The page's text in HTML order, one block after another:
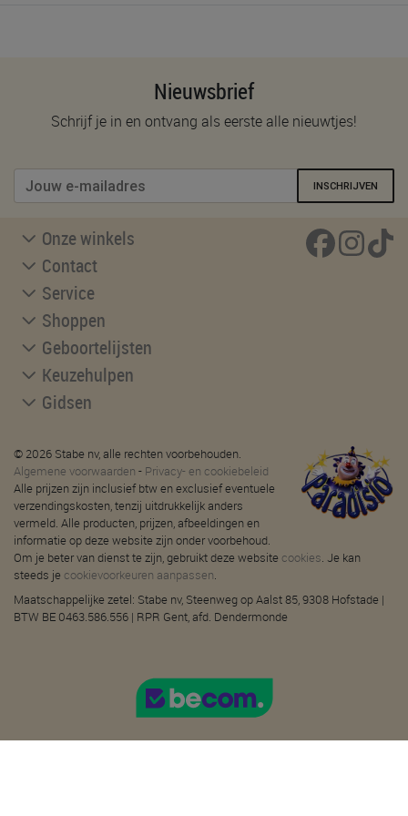
Nieuwsbrief
Schrijf je in en ontvang als eerste alle nieuwtjes!
INSCHRIJVEN
Onze winkels
Contact
Service
Shoppen
Geboortelijsten
Keuzehulpen
Gidsen
© 2026 Stabe nv, alle rechten voorbehouden.
Algemene voorwaarden - Privacy- en cookiebeleid
Alle prijzen zijn inclusief btw en exclusief eventuele
verzendingskosten, tenzij uitdrukkelijk anders
vermeld. Alle producten, prijzen, afbeeldingen en
informatie op deze website zijn onder voorbehoud.
Om je beter van dienst te zijn, gebruikt deze website cookies. Je kan
steeds je cookievoorkeuren aanpassen.
Maatschappelijke zetel: Stabe nv, Steenweg op Aalst 85, 9308 Hofstade |
BTW BE 0463.586.556 | RPR Gent, afd. Dendermonde